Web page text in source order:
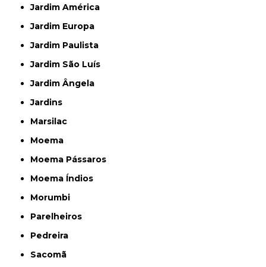
Jardim América
Jardim Europa
Jardim Paulista
Jardim São Luís
Jardim Ângela
Jardins
Marsilac
Moema
Moema Pássaros
Moema Índios
Morumbi
Parelheiros
Pedreira
Sacomã